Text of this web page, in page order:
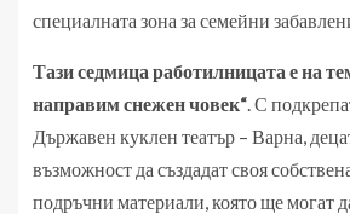
специалната зона за семейни
Тази седмица работилницата е на
направим снежен човек“ . С
Държавен куклен театър – Варна,
възможност да създадат своя
подръчни материали, която ще могат